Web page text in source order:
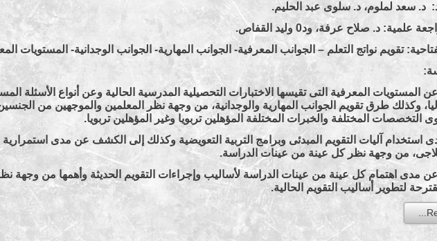
د. سعد لملوم، د. سلوى عبد الحليم.
د. صلاح عرفة، ود0 وليد القفاص.
تقويم نواتج التعلم – الجوانب المعرفية- الجوانب المهارية- الجوانب الوجدانية- المستويات
المستويات المعرفية التى تقيسها الاختبارات التحصيلية المدرسية الحالية وعن أنواع الأسئلة
وكذلك طرق تقويم الجوانب المهارية والوجدانية، من وجهة نظر المعلمين والموجهين من
التخصصات المختلفة والخبرات المختلفة المؤهلين تربويا وغير المؤهلين تربويا.
آليات التقويم المبدئى وبرامج التربية التعويضية وكذلك إلى الكشف عن مدى استمرارية
من وجهة نظر كل عينة من عينات الدراسة.
مدى اهتمام كل عينة من عينات الدراسة لأساليب وإجراءات التقويم الحديثة وأهمها من وجهة
لتطوير أساليب التقويم الحالية.